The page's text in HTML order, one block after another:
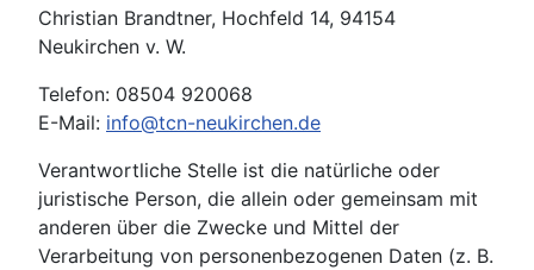
Christian Brandtner, Hochfeld 14, 94154
Neukirchen v. W.
Telefon: 08504 920068
E-Mail: info@tcn-neukirchen.de
Verantwortliche Stelle ist die natürliche oder
juristische Person, die allein oder gemeinsam mit
anderen über die Zwecke und Mittel der
Verarbeitung von personenbezogenen Daten (z. B.